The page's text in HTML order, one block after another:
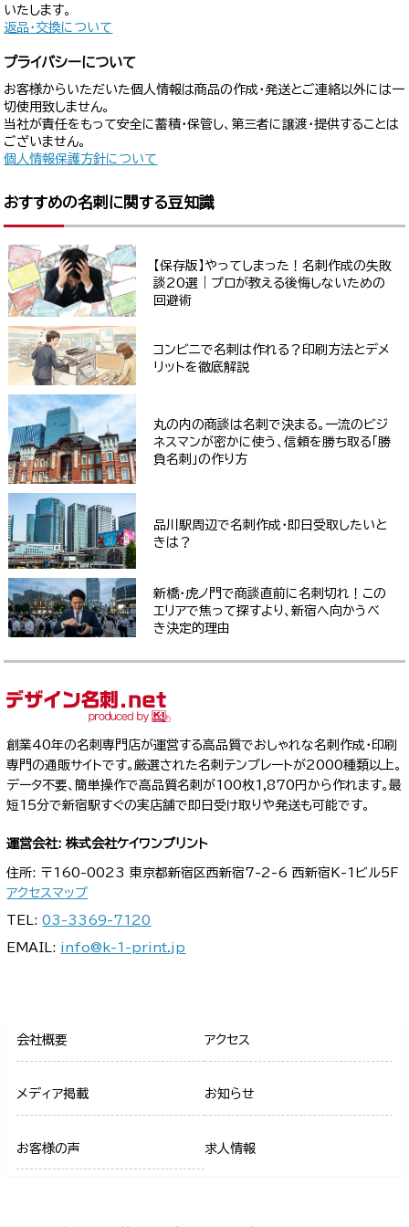
いたします。
返品・交換について
プライバシーについて
お客様からいただいた個人情報は商品の作成・発送とご連絡以外には一
切使用致しません。
当社が責任をもって安全に蓄積・保管し、第三者に譲渡・提供することは
ございません。
個人情報保護方針について
おすすめの名刺に関する豆知識
【保存版】やってしまった！名刺作成の失敗
談20選｜プロが教える後悔しないための
回避術
コンビニで名刺は作れる？印刷方法とデメ
リットを徹底解説
丸の内の商談は名刺で決まる。一流のビジ
ネスマンが密かに使う、信頼を勝ち取る「勝
負名刺」の作り方
品川駅周辺で名刺作成・即日受取したいと
きは？
新橋・虎ノ門で商談直前に名刺切れ！この
エリアで焦って探すより、新宿へ向かうべ
き決定的理由
創業40年の名刺専門店が運営する高品質でおしゃれな名刺作成・印刷
専門の通販サイトです。厳選された名刺テンプレートが2000種類以上。
データ不要、簡単操作で高品質名刺が100枚1,870円から作れます。最
短15分で新宿駅すぐの実店舗で即日受け取りや発送も可能です。
運営会社: 株式会社ケイワンプリント
住所: 〒160-0023 東京都新宿区西新宿7-2-6 西新宿K-1ビル5F
アクセスマップ
TEL:03-3369-7120
EMAIL: info@k-1-print.jp
会社概要 アクセス
メディア掲載 お知らせ
お客様の声 求人情報